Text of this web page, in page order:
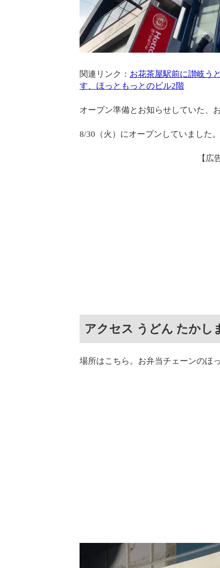
関連リンク： お花茶屋駅前に讃岐う
す、ほっともっとのビル2階
オープン準備とお知らせしていた、
8/30（火）にオープンしていました。
【広
アクセス うどん たかし
場所はこちら。お弁当チェーンのほ